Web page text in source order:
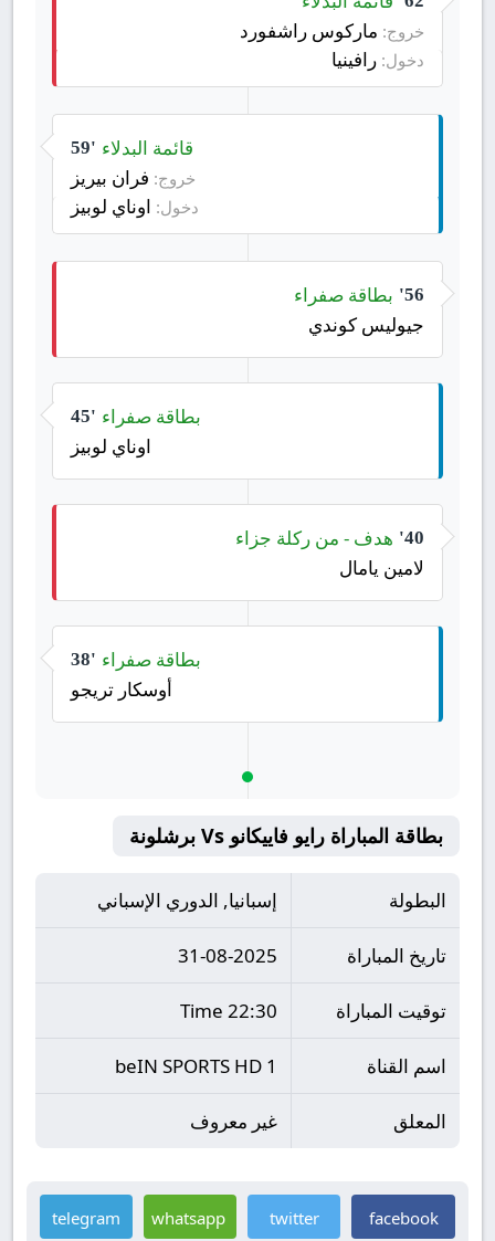
خروج: ماركوس راشفورد
دخول: رافينيا
59' قائمة البدلاء
خروج: فران بيريز
دخول: اوناي لوبيز
56' بطاقة صفراء
جيوليس كوندي
45' بطاقة صفراء
اوناي لوبيز
40' هدف - من ركلة جزاء
لامين يامال
38' بطاقة صفراء
أوسكار تريجو
بطاقة المباراة رايو فاييكانو Vs برشلونة
البطولة إسبانيا, الدوري الإسباني
تاريخ المباراة 31-08-2025
توقيت المباراة 22:30 Time
اسم القناة beIN SPORTS HD 1
المعلق غير معروف
facebook
twitter
whatsapp
telegram